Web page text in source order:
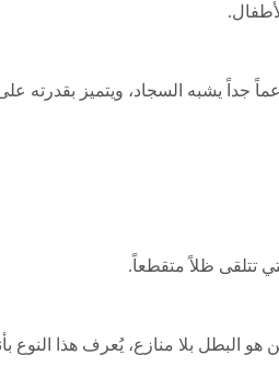
جداً يشبه السجاد، ويتميز
تتلقى ظلاً متقطعاً.
البطل بلا منازع، يُعرف هذا النوع